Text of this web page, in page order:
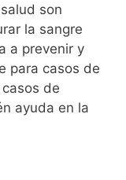
son
la sangre
a prevenir y
para casos de
de
ayuda en la